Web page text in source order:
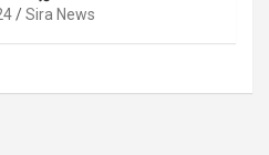
Sira News